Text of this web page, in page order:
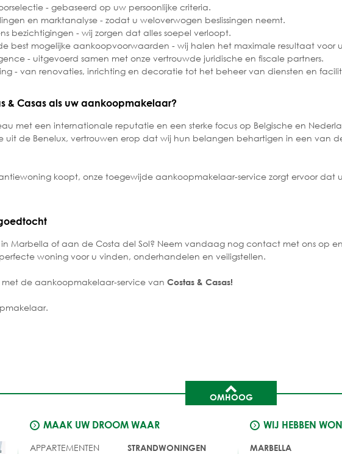
- gebaseerd op uw persoonlijke criteria.
en marktanalyse - zodat u weloverwogen beslissingen neemt.
bezichtigingen - wij zorgen dat alles soepel verloopt.
best mogelijke aankoopvoorwaarden - wij halen het maximale resultaat voor
- uitgevoerd samen met onze vertrouwde juridische en fiscale partners.
- van renovaties, inrichting en decoratie tot het beheer van diensten en
& Casas als uw aankoopmakelaar?
met een internationale reputatie en een sterke focus op Belgische en
uit de Benelux, vertrouwen erop dat wij hun belangen behartigen in een van
koopt, onze toegewijde aankoopmakelaar-service zorgt ervoor dat
Marbella of aan de Costa del Sol? Neem vandaag nog contact met ons op
woning voor u vinden, onderhandelen en veiligstellen.
de aankoopmakelaar-service van Costas & Casas!
OMHOOG
MAAK UW DROOM WAAR
APPARTEMENTEN
STRANDWONINGEN
WIJ HEBBEN
MARBELLA